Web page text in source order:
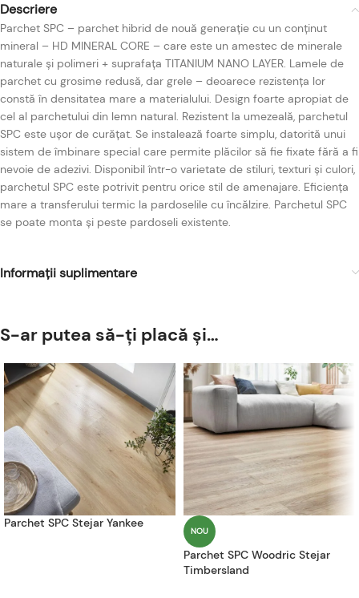
Descriere
Parchet SPC – parchet hibrid de nouă generație cu un conținut
mineral – HD MINERAL CORE – care este un amestec de minerale
naturale și polimeri + suprafața TITANIUM NANO LAYER. Lamele de
parchet cu grosime redusă, dar grele – deoarece rezistența lor
constă în densitatea mare a materialului. Design foarte apropiat de
cel al parchetului din lemn natural. Rezistent la umezeală, parchetul
SPC este ușor de curățat. Se instalează foarte simplu, datorită unui
sistem de îmbinare special care permite plăcilor să fie fixate fără a fi
nevoie de adezivi. Disponibil într-o varietate de stiluri, texturi și culori,
parchetul SPC este potrivit pentru orice stil de amenajare. Eficiența
mare a transferului termic la pardoselile cu încălzire. Parchetul SPC
se poate monta și peste pardoseli existente.
Informații suplimentare
S-ar putea să-ți placă și…
Parchet SPC Stejar Yankee
NOU
Parchet SPC Woodric Stejar
Timbersland